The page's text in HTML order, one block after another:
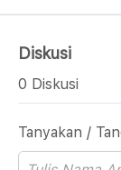
Diskusi
0 Diskusi
Tanyakan /